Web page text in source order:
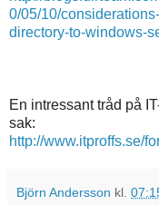
0/05/10/
directory-to-windows-
En intressant tråd på
sak:
http://www.itproffs.se/
Björn Andersson kl.